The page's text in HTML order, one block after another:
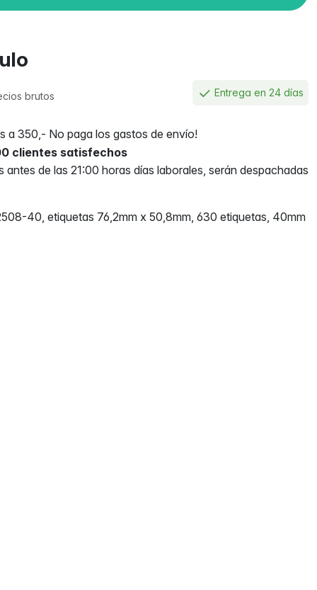
brutos Entrega en 24 días
a 350,- No paga los gastos de envío!
clientes satisfechos
antes de las 21:00 horas días laborales, serán despachadas
40, etiquetas 76,2mm x 50,8mm, 630 etiquetas, 40mm